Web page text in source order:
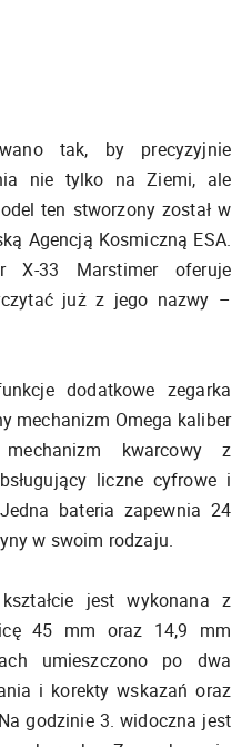
tak, by precyzyjnie
nie tylko na Ziemi, ale
ten stworzony został w
Agencją Kosmiczną ESA.
X-33 Marstimer oferuje
już z jego nazwy –
dodatkowe zegarka
mechanizm Omega kaliber
kwarcowy z
liczne cyfrowe i
bateria zapewnia 24
w swoim rodzaju.
jest wykonana z
45 mm oraz 14,9 mm
umieszczono po dwa
i korekty wskazań oraz
godzinie 3. widoczna jest